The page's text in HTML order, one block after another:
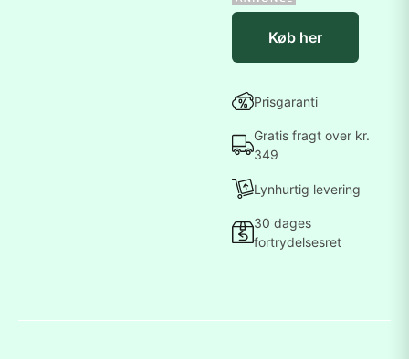
Køb her
Prisgaranti
Gratis fragt over kr.
349
Lynhurtig levering
30 dages
fortrydelsesret